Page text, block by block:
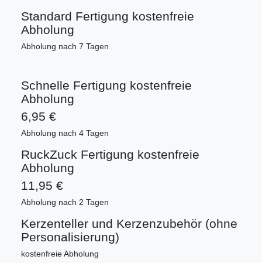
Standard Fertigung kostenfreie
Abholung
Abholung nach 7 Tagen
Schnelle Fertigung kostenfreie
Abholung
6,95 €
Abholung nach 4 Tagen
RuckZuck Fertigung kostenfreie
Abholung
11,95 €
Abholung nach 2 Tagen
Kerzenteller und Kerzenzubehör (ohne
Personalisierung)
kostenfreie Abholung